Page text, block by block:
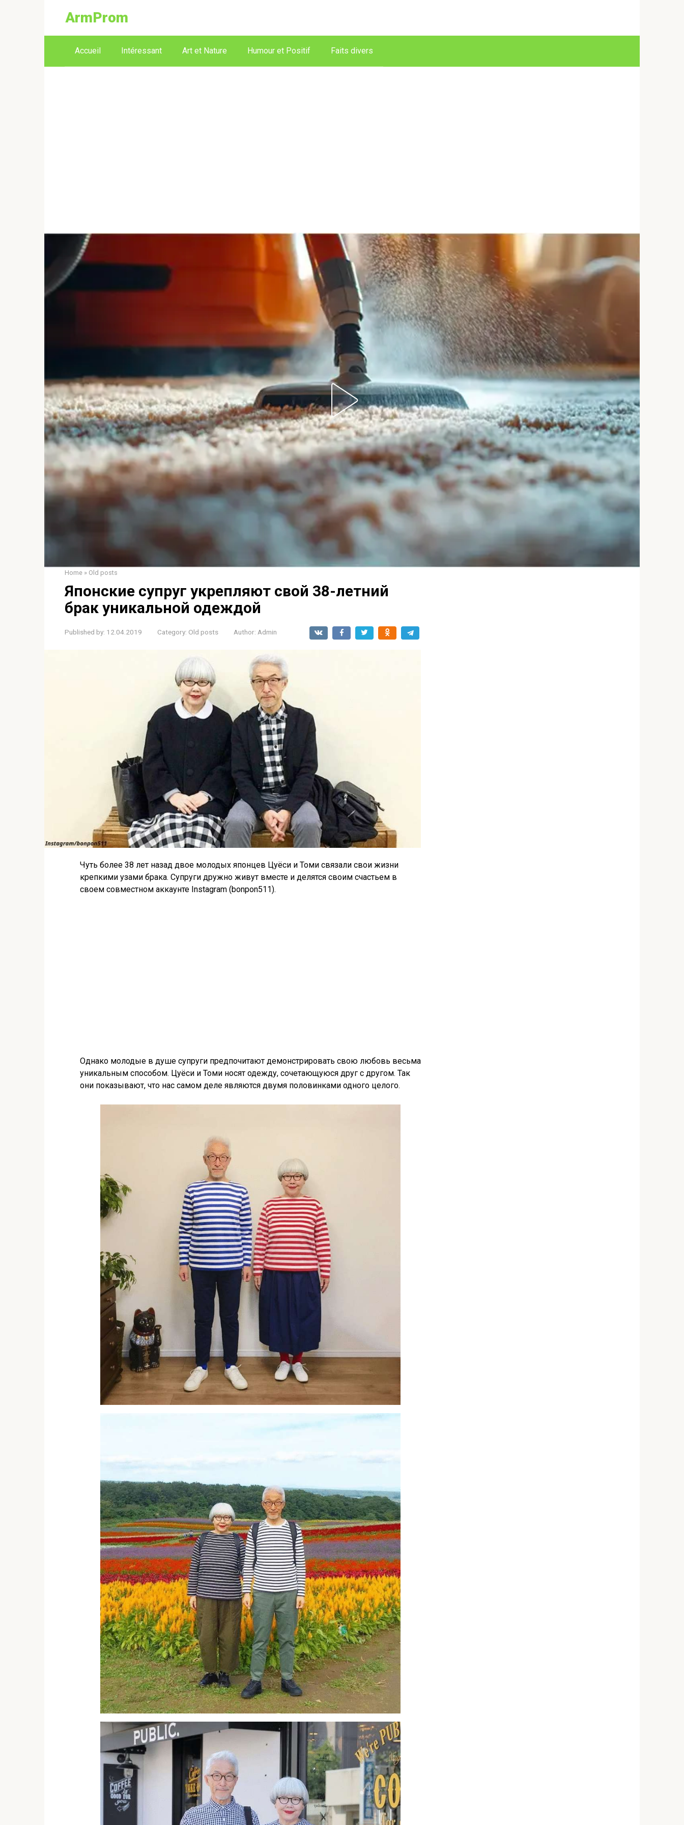
ArmProm
Accueil Intéressant Art et Nature Humour et Positif Faits divers
Home » Old posts
Японские супруг укрепляют свой 38-летний
брак уникальной одеждой
Published by: 12.04.2019 Category: Old posts Author: Admin
Чуть более 38 лет назад двое молодых японцев Цуёси и Томи связали свои жизни
крепкими узами брака. Супруги дружно живут вместе и делятся своим счастьем в
своем совместном аккаунте Instagram (bonpon511).
Однако молодые в душе супруги предпочитают демонстрировать свою любовь весьма
уникальным способом. Цуёси и Томи носят одежду, сочетающуюся друг с другом. Так
они показывают, что нас самом деле являются двумя половинками одного целого.